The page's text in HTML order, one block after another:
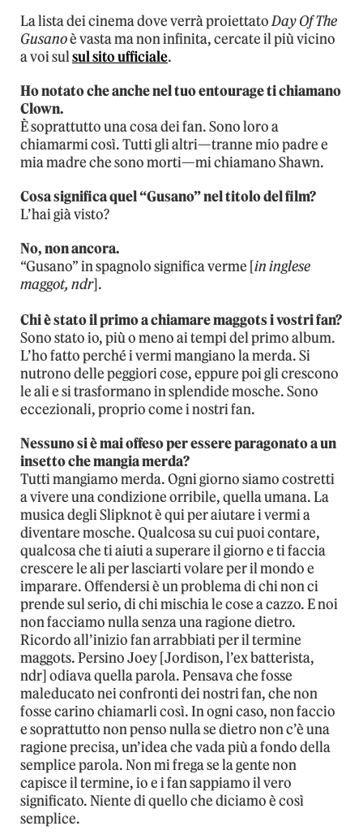
La lista dei cinema dove verrà proiettatoDay Of The
Gusanoè vasta ma non infinita, cercate il più vicino
a voi sulsul sito ufficiale.
Ho notato che anche nel tuo entourage ti chiamano
Clown.
È soprattutto una cosa dei fan. Sono loro a
chiamarmi così. Tutti gli altri—tranne mio padre e
mia madre che sono morti—mi chiamano Shawn.
Cosa significa quel “Gusano” nel titolo del film?
L’hai già visto?
No, non ancora.
“Gusano” in spagnolo significa verme [in inglese
maggot, ndr].
Chi è stato il primo a chiamare maggots i vostri fan?
Sono stato io, più o meno ai tempi del primo album.
L’ho fatto perché i vermi mangiano la merda. Si
nutrono delle peggiori cose, eppure poi gli crescono
le ali e si trasformano in splendide mosche. Sono
eccezionali, proprio come i nostri fan.
Nessuno si è mai offeso per essere paragonato a un
insetto che mangia merda?
Tutti mangiamo merda. Ogni giorno siamo costretti
a vivere una condizione orribile, quella umana. La
musica degli Slipknot è qui per aiutare i vermi a
diventare mosche. Qualcosa su cui puoi contare,
qualcosa che ti aiuti a superare il giorno e ti faccia
crescere le ali per lasciarti volare per il mondo e
imparare. Offendersi è un problema di chi non ci
prende sul serio, di chi mischia le cose a cazzo. E noi
non facciamo nulla senza una ragione dietro.
Ricordo all’inizio fan arrabbiati per il termine
maggots. Persino Joey [Jordison, l’ex batterista,
ndr] odiava quella parola. Pensava che fosse
maleducato nei confronti dei nostri fan, che non
fosse carino chiamarli così. In ogni caso, non faccio
e soprattutto non penso nulla se dietro non c’è una
ragione precisa, un’idea che vada più a fondo della
semplice parola. Non mi frega se la gente non
capisce il termine, io e i fan sappiamo il vero
significato. Niente di quello che diciamo è così
semplice.